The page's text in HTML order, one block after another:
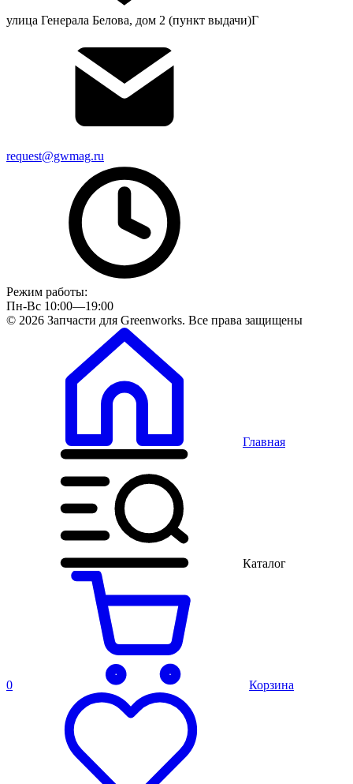
улица Генерала Белова, дом 2 (пункт выдачи)Г
request@gwmag.ru
Режим работы:
Пн-Вс 10:00—19:00
© 2026 Запчасти для Greenworks. Все права защищены
Главная
Каталог
0 Корзина